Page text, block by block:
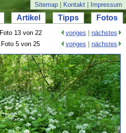
Sitemap Kontakt Impressum
Artikel Tipps Fotos
Foto 13 von 22 voriges
nächstes
Foto 5 von 25 voriges nächstes